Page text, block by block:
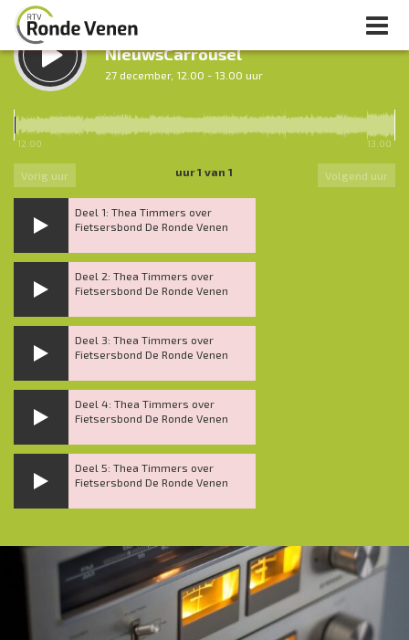
LUISTER TERUG:
NieuwsCarrousel
27 december, 12.00 - 13.00 uur
LUISTER LIVE:
Tussen Twaalf en Twee
12.00 13.00
Vorig uur uur 1 van 1 Volgend uur
Deel 1: Thea Timmers over
Fietsersbond De Ronde Venen
Deel 2: Thea Timmers over
Fietsersbond De Ronde Venen
Deel 3: Thea Timmers over
Fietsersbond De Ronde Venen
Deel 4: Thea Timmers over
Fietsersbond De Ronde Venen
Deel 5: Thea Timmers over
Fietsersbond De Ronde Venen